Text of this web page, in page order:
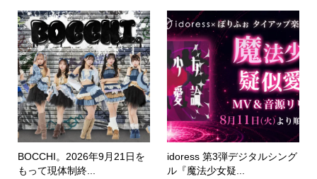
BOCCHI。2026年9月21日を
もって現体制終...
idoress 第3弾デジタルシング
ル『魔法少女疑...